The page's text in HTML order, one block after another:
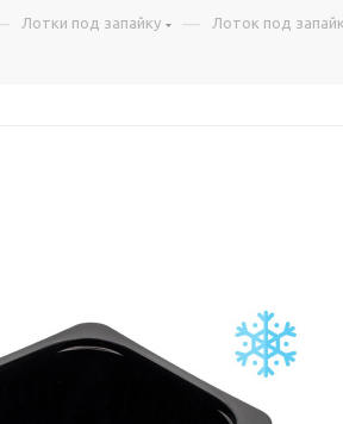
Лотки под запайку — Лоток под